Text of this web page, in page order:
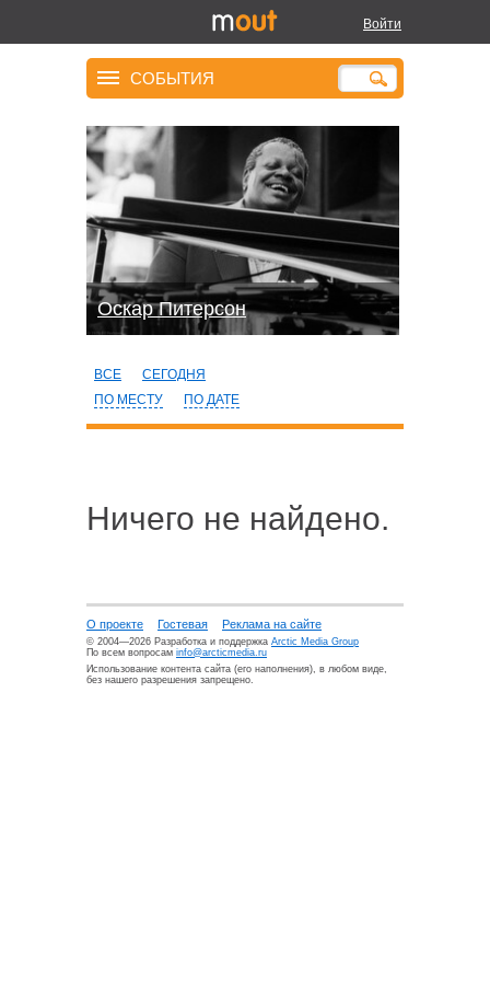
Войти
СОБЫТИЯ
Оскар Питерсон
ВСЕ
СЕГОДНЯ
ПО МЕСТУ
ПО ДАТЕ
Ничего не найдено.
О проекте Гостевая Реклама на сайте
© 2004—2026 Разработка и поддержка Arctic Media Group
По всем вопросам info@arcticmedia.ru
Использование контента сайта (его наполнения), в любом виде,
без нашего разрешения запрещено.